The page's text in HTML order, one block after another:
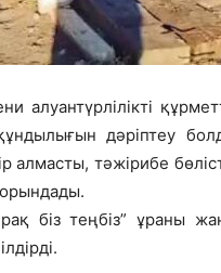
алуантүрлілікті
дәріптеу
алмасты, тәжірибе
біз теңбіз” ұраны